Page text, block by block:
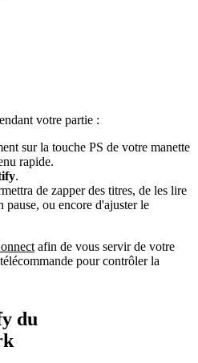
votre partie :
sur la touche PS de votre manette
rapide.
.
de zapper des titres, de les lire
pause, ou encore d'ajuster le
afin de vous servir de votre
pour contrôler la
du